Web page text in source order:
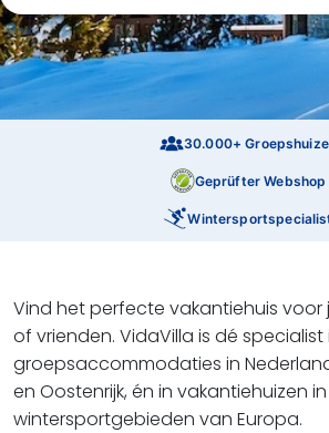
30.000+
Geprüfter Webshop
Vind het perfecte vakantiehuis voor
of vrienden. VidaVilla is dé specialist
groepsaccommodaties in
en Oostenrijk, én in vakantiehuizen
wintersportgebieden van Europa.